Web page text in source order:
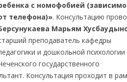
с номофобией
телефона)». Консультацию
Марьям
преподаватель кафедры
и дошкольной психологии
государственного
Консультация проходит в